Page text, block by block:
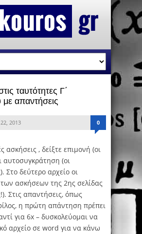
ταυτότητες Γ΄
με απαντήσεις
2013 0
ασκήσεις , δείξτε επιμονή (οι
αυτοσυγκράτηση (οι
Στο δεύτερο αρχείο οι
ασκήσεων της 2ης σελίδας
Στις απαντήσεις, όπως
η πρώτη απάντηση πρέπει
για 6x – δυσκολεύομαι να
αρχείο σε word για να κάνω